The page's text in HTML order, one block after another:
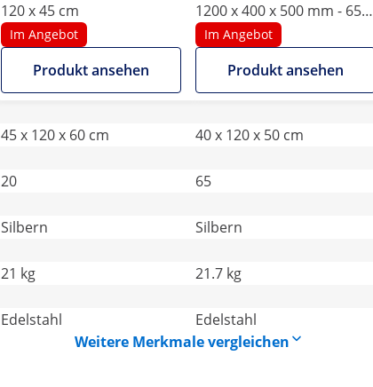
120 x 45 cm
Im Angebot
Produkt ansehen
1200 x 400 x 500 mm - 65
kg Tragkraft pro Fach -
Royal Catering
Im Angebot
Produkt ansehen
45 x 120 x 60 cm 40 x 120 x 50 cm
20 65
Silbern Silbern
21 kg 21.7 kg
Edelstahl Edelstahl
Weitere Merkmale vergleichen